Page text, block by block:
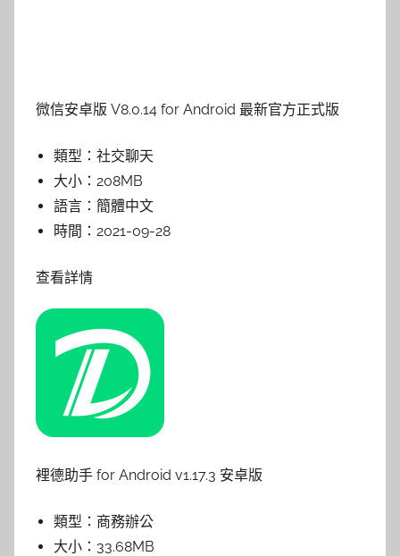
微信安卓版 V8.0.14 for Android 最新官方正式版
類型： 社交聊天
大小： 208MB
語言： 簡體中文
時間： 2021-09-28
查看詳情
裡德助手 for Android v1.17.3 安卓版
類型： 商務辦公
大小： 33.68MB